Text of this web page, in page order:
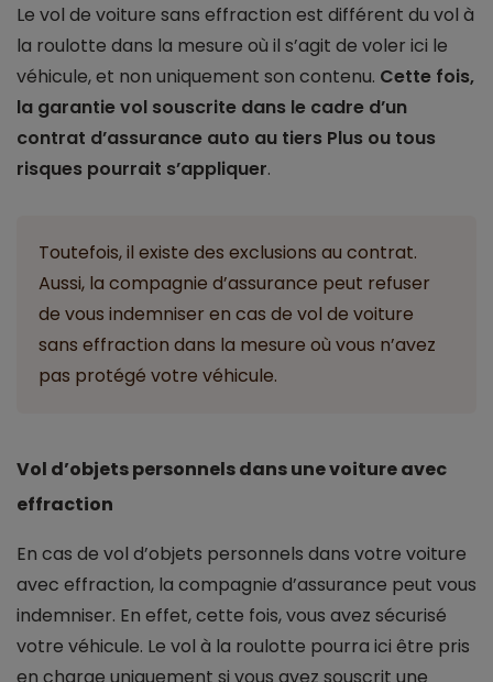
Le vol de voiture sans effraction est différent du vol à
la roulotte dans la mesure où il s’agit de voler ici le
véhicule, et non uniquement son contenu. Cette fois,
la garantie vol souscrite dans le cadre d’un
contrat d’assurance auto au tiers Plus ou tous
risques pourrait s’appliquer.
Toutefois, il existe des exclusions au contrat.
Aussi, la compagnie d’assurance peut refuser
de vous indemniser en cas de vol de voiture
sans effraction dans la mesure où vous n’avez
pas protégé votre véhicule.
Vol d’objets personnels dans une voiture avec
effraction
En cas de vol d’objets personnels dans votre voiture
avec effraction, la compagnie d’assurance peut vous
indemniser. En effet, cette fois, vous avez sécurisé
votre véhicule. Le vol à la roulotte pourra ici être pris
en charge uniquement si vous avez souscrit une